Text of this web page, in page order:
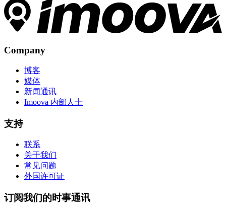
Company
博客
媒体
新闻通讯
Imoova 内部人士
支持
联系
关于我们
常见问题
外国许可证
订阅我们的时事通讯